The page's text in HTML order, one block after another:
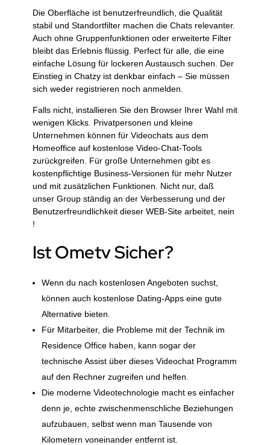
Die Oberfläche ist benutzerfreundlich, die Qualität
stabil und Standortfilter machen die Chats relevanter.
Auch ohne Gruppenfunktionen oder erweiterte Filter
bleibt das Erlebnis flüssig. Perfect für alle, die eine
einfache Lösung für lockeren Austausch suchen. Der
Einstieg in Chatzy ist denkbar einfach – Sie müssen
sich weder registrieren noch anmelden.
Falls nicht, installieren Sie den Browser Ihrer Wahl mit
wenigen Klicks. Privatpersonen und kleine
Unternehmen können für Videochats aus dem
Homeoffice auf kostenlose Video-Chat-Tools
zurückgreifen. Für große Unternehmen gibt es
kostenpflichtige Business-Versionen für mehr Nutzer
und mit zusätzlichen Funktionen. Nicht nur, daß
unser Group ständig an der Verbesserung und der
Benutzerfreundlichkeit dieser WEB-Site arbeitet, nein
!
Ist Ometv Sicher?
Wenn du nach kostenlosen Angeboten suchst,
können auch kostenlose Dating-Apps eine gute
Alternative bieten.
Für Mitarbeiter, die Probleme mit der Technik im
Residence Office haben, kann sogar der
technische Assist über dieses Videochat Programm
auf den Rechner zugreifen und helfen.
Die moderne Videotechnologie macht es einfacher
denn je, echte zwischenmenschliche Beziehungen
aufzubauen, selbst wenn man Tausende von
Kilometern voneinander entfernt ist.